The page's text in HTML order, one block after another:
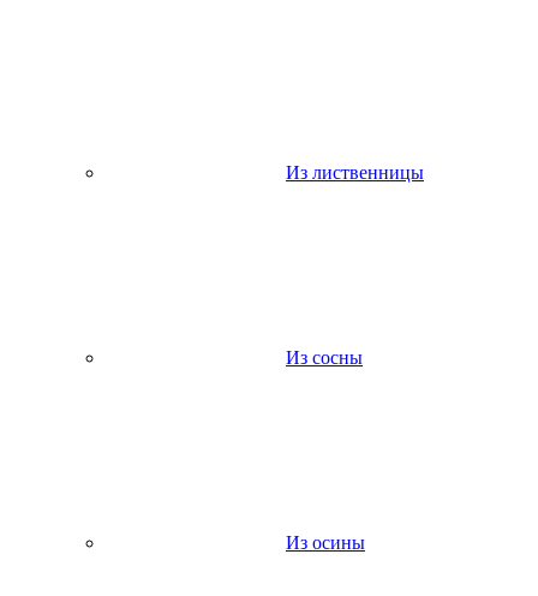
Из лиственницы
Из сосны
Из осины